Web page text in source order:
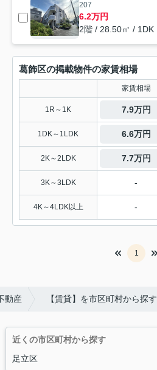
207
6.2万円
2階 / 28.50㎡ / 1DK
葛飾区の掲載物件の家賃相場
家賃相場
1R～1K 7.9万円
1DK～1LDK 6.6万円
2K～2LDK 7.7万円
3K～3LDK -
4K～4LDK以上 -
1
動産 【賃貸】を市区町村から探す
近くの市区町村から探す
足立区